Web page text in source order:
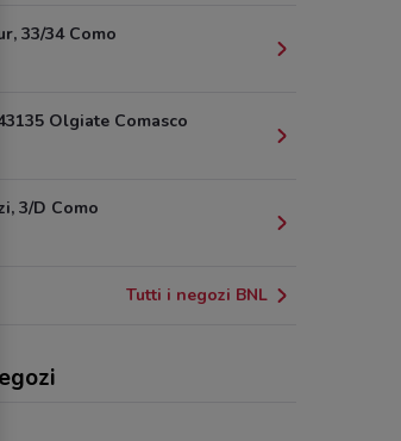
33/34 Como
Olgiate Comasco
3/D Como
Tutti i negozi BNL